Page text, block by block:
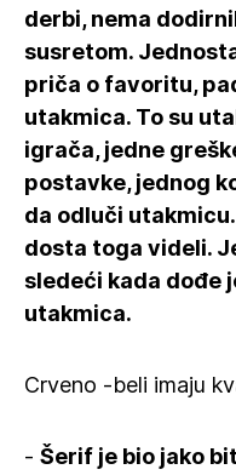
derbi, nema
susretom.
priča o favoritu,
utakmica. To su
igrača, jedne
postavke, jednog
da odluči
dosta toga videli.
sledeći kada dođe
utakmica.
Crveno -beli imaju
- Šerif je bio jako